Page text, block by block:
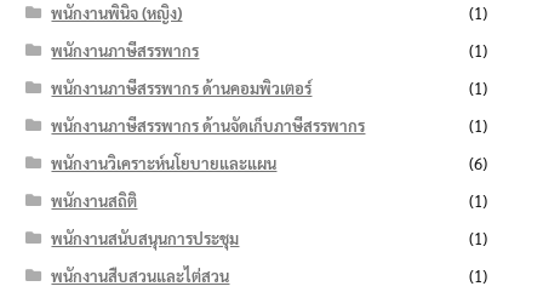
พนักงานพินิจ (หญิง)
(1)
พนักงานภาษีสรรพากร
(1)
พนักงานภาษีสรรพากร ด้านคอมพิวเตอร์
(1)
พนักงานภาษีสรรพากร ด้านจัดเก็บภาษีสรรพากร
(1)
พนักงานวิเคราะห์นโยบายและแผน
(6)
พนักงานสถิติ
(1)
พนักงานสนับสนุนการประชุม
(1)
พนักงานสืบสวนและไต่สวน
(1)